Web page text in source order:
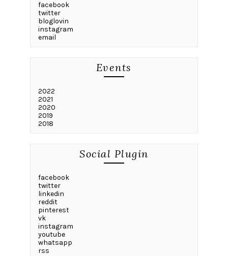
facebook
twitter
bloglovin
instagram
email
Events
2022
2021
2020
2019
2018
Social Plugin
facebook
twitter
linkedin
reddit
pinterest
vk
instagram
youtube
whatsapp
rss